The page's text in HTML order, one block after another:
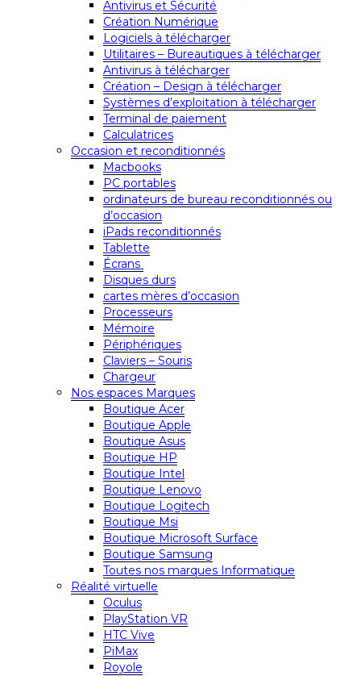
Antivirus et Sécurité
Création Numérique
Logiciels à télécharger
Utilitaires – Bureautiques à télécharger
Antivirus à télécharger
Création – Design à télécharger
Systèmes d’exploitation à télécharger
Terminal de paiement
Calculatrices
Occasion et reconditionnés
Macbooks
PC portables
ordinateurs de bureau reconditionnés ou
d’occasion
iPads reconditionnés
Tablette
Écrans
Disques durs
cartes mères d’occasion
Processeurs
Mémoire
Périphériques
Claviers – Souris
Chargeur
Nos espaces Marques
Boutique Acer
Boutique Apple
Boutique Asus
Boutique HP
Boutique Intel
Boutique Lenovo
Boutique Logitech
Boutique Msi
Boutique Microsoft Surface
Boutique Samsung
Toutes nos marques Informatique
Réalité virtuelle
Oculus
PlayStation VR
HTC Vive
PiMax
Royole